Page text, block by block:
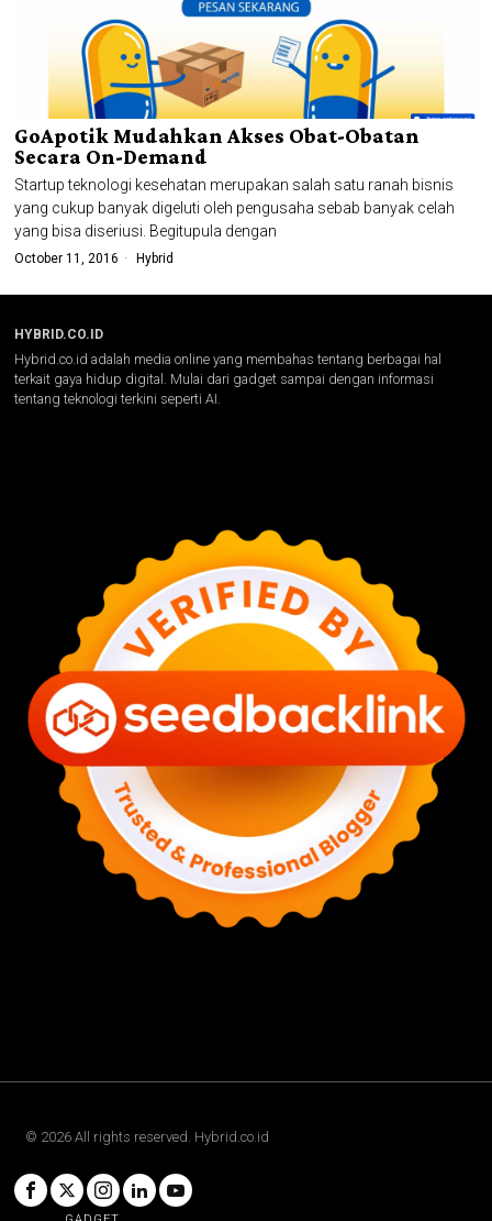
GoApotik Mudahkan Akses Obat-Obatan
Secara On-Demand
Startup teknologi kesehatan merupakan salah satu ranah bisnis
yang cukup banyak digeluti oleh pengusaha sebab banyak celah
yang bisa diseriusi. Begitupula dengan
October 11, 2016 Hybrid
HYBRID.CO.ID
Hybrid.co.id adalah media online yang membahas tentang berbagai hal
terkait gaya hidup digital. Mulai dari gadget sampai dengan informasi
tentang teknologi terkini seperti AI.
© 2026 All rights reserved. Hybrid.co.id